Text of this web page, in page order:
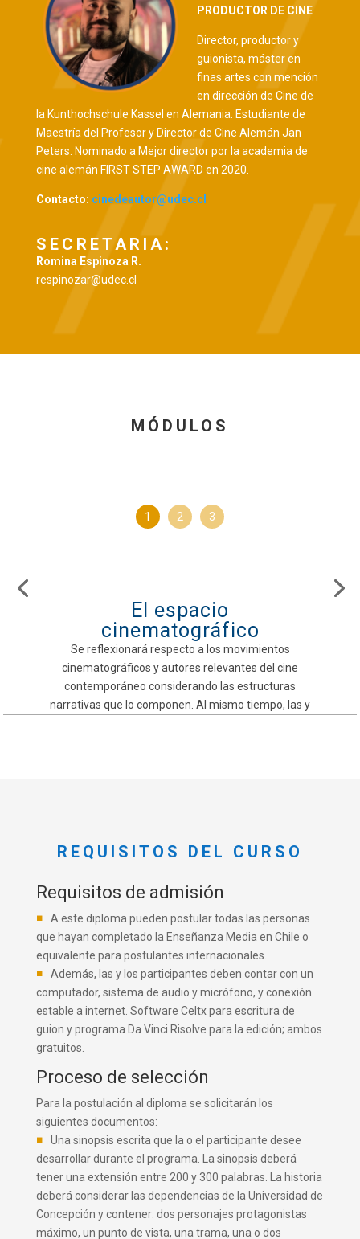
PRODUCTOR DE CINE
Director, productor y
guionista, máster en
finas artes con mención
en dirección de Cine de
la Kunthochschule Kassel en Alemania. Estudiante de
Maestría del Profesor y Director de Cine Alemán Jan
Peters. Nominado a Mejor director por la academia de
cine alemán FIRST STEP AWARD en 2020.
Contacto: cinedeautor@udec.cl
SECRETARIA:
Romina Espinoza R.
respinozar@udec.cl
MÓDULOS
El espacio
cinematográfico
Se reflexionará respecto a los movimientos
cinematográficos y autores relevantes del cine
contemporáneo considerando las estructuras
narrativas que lo componen. Al mismo tiempo, las y
1 2 3
REQUISITOS DEL CURSO
Requisitos de admisión
A este diploma pueden postular todas las personas
que hayan completado la Enseñanza Media en Chile o
equivalente para postulantes internacionales.
Además, las y los participantes deben contar con un
computador, sistema de audio y micrófono, y conexión
estable a internet. Software Celtx para escritura de
guion y programa Da Vinci Risolve para la edición; ambos
gratuitos.
Proceso de selección
Para la postulación al diploma se solicitarán los
siguientes documentos:
Una sinopsis escrita que la o el participante desee
desarrollar durante el programa. La sinopsis deberá
tener una extensión entre 200 y 300 palabras. La historia
deberá considerar las dependencias de la Universidad de
Concepción y contener: dos personajes protagonistas
máximo, un punto de vista, una trama, una o dos